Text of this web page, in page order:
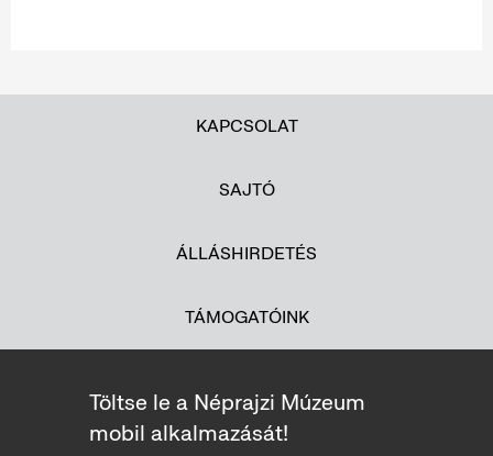
KAPCSOLAT
SAJTÓ
ÁLLÁSHIRDETÉS
TÁMOGATÓINK
Töltse le a Néprajzi Múzeum
mobil alkalmazását!